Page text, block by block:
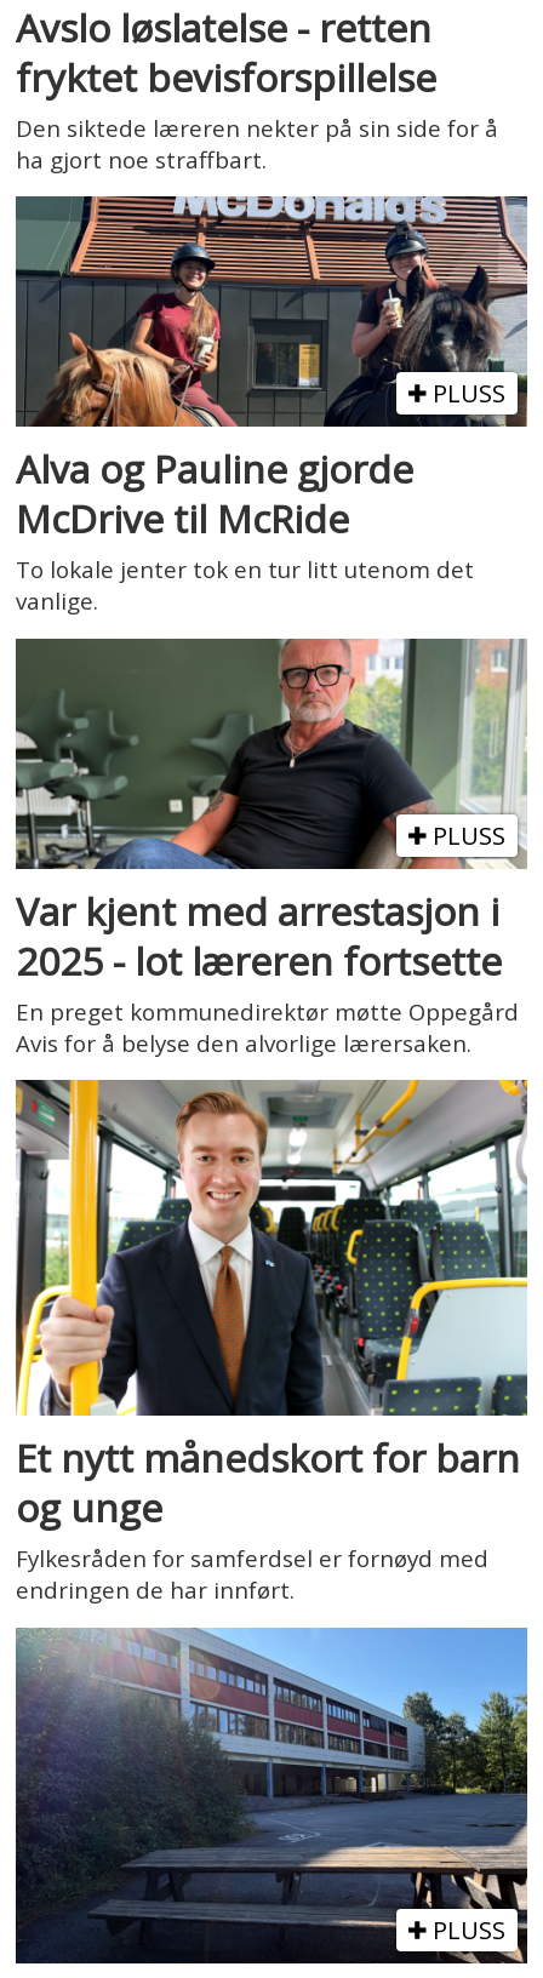
Avslo løslatelse - retten
fryktet bevisforspillelse
Den siktede læreren nekter på sin side for å
ha gjort noe straffbart.
PLUSS
Alva og Pauline gjorde
McDrive til McRide
To lokale jenter tok en tur litt utenom det
vanlige.
PLUSS
Var kjent med arrestasjon i
2025 - lot læreren fortsette
En preget kommunedirektør møtte Oppegård
Avis for å belyse den alvorlige lærersaken.
Et nytt månedskort for barn
og unge
Fylkesråden for samferdsel er fornøyd med
endringen de har innført.
PLUSS